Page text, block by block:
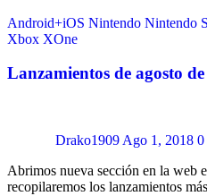
Android+iOS Nintendo Nintendo
Xbox XOne
Lanzamientos de agosto
Drako1909 Ago 1, 2018 0
Abrimos nueva sección en la web
recopilaremos los lanzamientos